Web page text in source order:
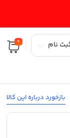
نام 0
بازخورد درباره این کالا